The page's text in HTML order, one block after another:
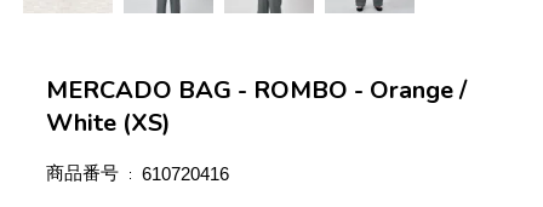
MERCADO BAG - ROMBO - Orange /
White (XS)
商品番号 610720416